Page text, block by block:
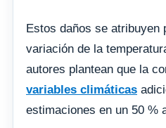
Estos daños se atribuyen
variación de la
autores plantean que la
variables climáticas
estimaciones en un 50 %